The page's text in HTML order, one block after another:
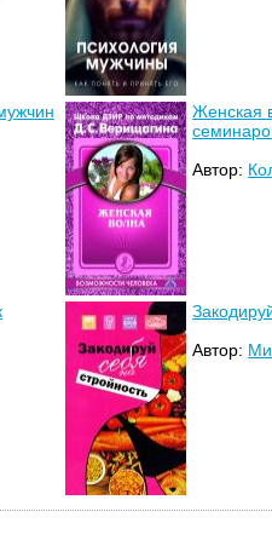
Женская
Автор:
Автор: